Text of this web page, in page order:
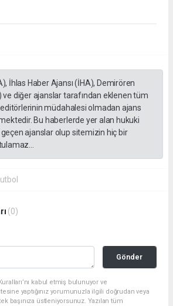
İhlas Haber Ajansı (İHA), Demirören
ve diğer ajanslar tarafından eklenen tüm
müdahalesi olmadan ajans
Bu haberlerde yer alan hukuki
ajanslar olup sitemizin hiç bir
(0)
Gönder
kabul etmiş bulunuyor ve
yaptığınız yorumunuzla ilgili doğrudan veya
başınıza üstleniyorsunuz. Yazılan tüm